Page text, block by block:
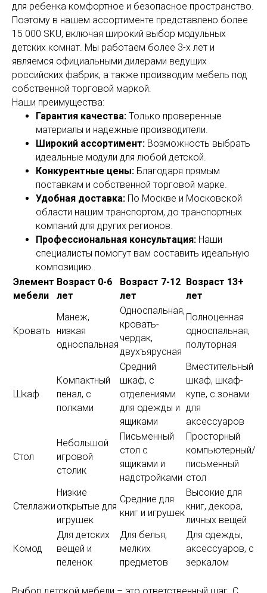
для ребенка комфортное и безопасное пространство.
Поэтому в нашем ассортименте представлено более
15 000 SKU, включая широкий выбор модульных
детских комнат. Мы работаем более 3-х лет и
являемся официальными дилерами ведущих
российских фабрик, а также производим мебель под
собственной торговой маркой.
Наши преимущества:
Гарантия качества: Только проверенные
материалы и надежные производители.
Широкий ассортимент: Возможность выбрать
идеальные модули для любой детской.
Конкурентные цены: Благодаря прямым
поставкам и собственной торговой марке.
Удобная доставка: По Москве и Московской
области нашим транспортом, до транспортных
компаний для других регионов.
Профессиональная консультация: Наши
специалисты помогут вам составить идеальную
композицию.
Элемент
мебели
Возраст 0-6
лет
Возраст 7-12
лет
Возраст 13+
лет
Кровать
Манеж,
низкая
односпальная
Односпальная,
кровать-
чердак,
двухъярусная
Полноценная
односпальная,
полуторная
Шкаф
Компактный
пенал, с
полками
Средний
шкаф, с
отделениями
для одежды и
ящиками
Вместительный
шкаф, шкаф-
купе, с зонами
для
аксессуаров
Стол
Небольшой
игровой
столик
Письменный
стол с
ящиками и
надстройками
Просторный
компьютерный/
письменный
стол
Стеллажи
Низкие
открытые для
игрушек
Средние для
книг и игрушек
Высокие для
книг, декора,
личных вещей
Комод
Для детских
вещей и
пеленок
Для белья,
мелких
предметов
Для одежды,
аксессуаров, с
зеркалом